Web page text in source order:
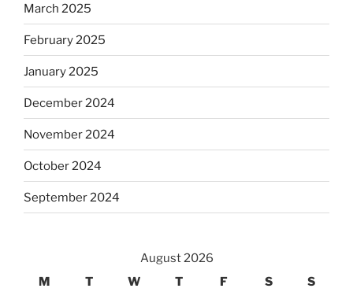
March 2025
February 2025
January 2025
December 2024
November 2024
October 2024
September 2024
August 2026
M
T W T F S S